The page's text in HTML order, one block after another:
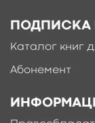
ПОДПИСКА
Каталог книг
Абонемент